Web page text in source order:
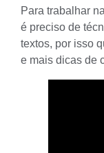
Para trabalhar
é preciso de
textos, por isso
e mais dicas de